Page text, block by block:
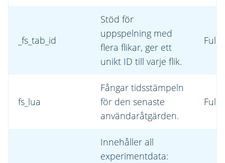
_fs_tab_id
Stöd för
uppspelning med
flera flikar, ger ett
unikt ID till varje flik.
fs_lua
Fångar tidsstämpeln
för den senaste
användaråtgärden.
Innehåller all
experimentdata: